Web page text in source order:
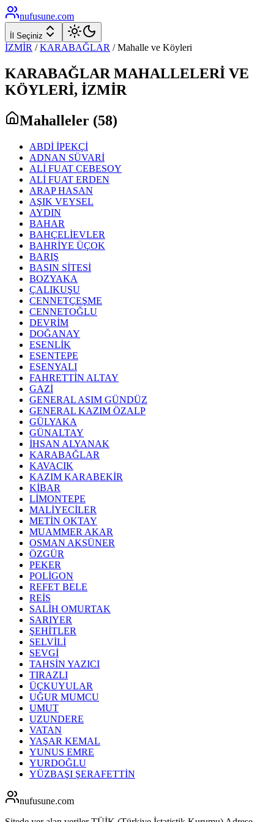
nufusune.com
İl Seçiniz
İZMİR / KARABAĞLAR / Mahalle ve Köyleri
KARABAĞLAR MAHALLELERİ VE
KÖYLERİ, İZMİR
Mahalleler (58)
ABDİ İPEKÇİ
ADNAN SÜVARİ
ALİ FUAT CEBESOY
ALİ FUAT ERDEN
ARAP HASAN
AŞIK VEYSEL
AYDIN
BAHAR
BAHÇELİEVLER
BAHRİYE ÜÇOK
BARIŞ
BASIN SİTESİ
BOZYAKA
ÇALIKUŞU
CENNETÇEŞME
CENNETOĞLU
DEVRİM
DOĞANAY
ESENLİK
ESENTEPE
ESENYALI
FAHRETTİN ALTAY
GAZİ
GENERAL ASIM GÜNDÜZ
GENERAL KAZIM ÖZALP
GÜLYAKA
GÜNALTAY
İHSAN ALYANAK
KARABAĞLAR
KAVACIK
KAZIM KARABEKİR
KİBAR
LİMONTEPE
MALİYECİLER
METİN OKTAY
MUAMMER AKAR
OSMAN AKSÜNER
ÖZGÜR
PEKER
POLİGON
REFET BELE
REİS
SALİH OMURTAK
SARIYER
ŞEHİTLER
SELVİLİ
SEVGİ
TAHSİN YAZICI
TIRAZLI
ÜÇKUYULAR
UĞUR MUMCU
UMUT
UZUNDERE
VATAN
YAŞAR KEMAL
YUNUS EMRE
YURDOĞLU
YÜZBAŞI ŞERAFETTİN
nufusune.com